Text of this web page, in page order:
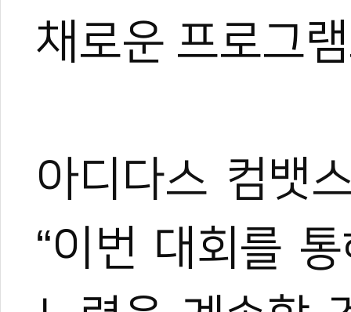
채로운 프로그
아디다스 컴뱃
“이번 대회를